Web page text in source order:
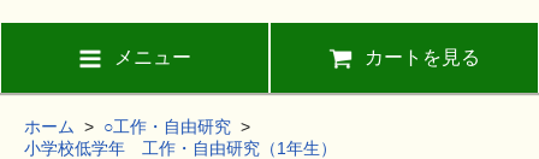
メニュー カートを見る
ホーム > ○工作・自由研究 >
小学校低学年 工作・自由研究（1年生）